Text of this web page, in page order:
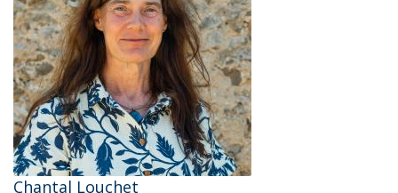
Chantal Louchet